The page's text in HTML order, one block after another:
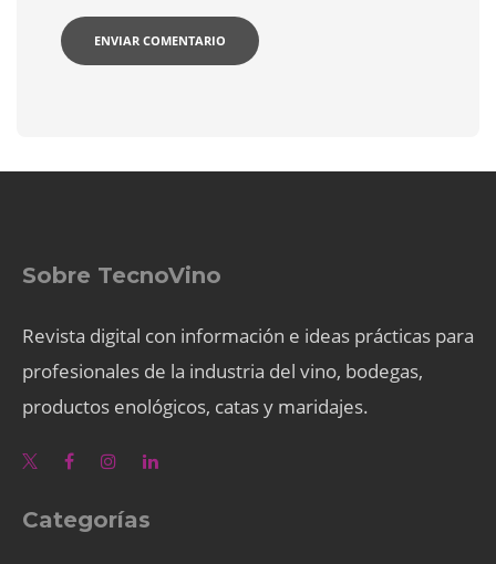
Sobre TecnoVino
Revista digital con información e ideas prácticas para
profesionales de la industria del vino, bodegas,
productos enológicos, catas y maridajes.
Categorías